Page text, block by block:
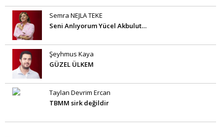
Semra NEJLA TEKE
Seni Anlıyorum Yücel Akbulut…
Şeyhmus Kaya
GÜZEL ÜLKEM
Taylan Devrim Ercan
TBMM sirk değildir